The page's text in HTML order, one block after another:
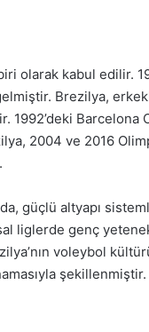
olarak kabul edilir.
Brezilya,
Barcelona
2004 ve 2016
güçlü altyapı
liglerde genç
voleybol
şekillenmiştir.